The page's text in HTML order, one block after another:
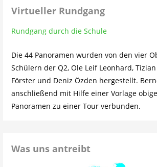
Virtueller Rundgang
Rundgang durch die Schule
Die 44 Panoramen wurden von den vier
Schülern der Q2, Ole Leif Leonhard,
Förster und Deniz Özden hergestellt.
anschließend mit Hilfe einer Vorlage
Panoramen zu einer Tour verbunden.
Was uns antreibt